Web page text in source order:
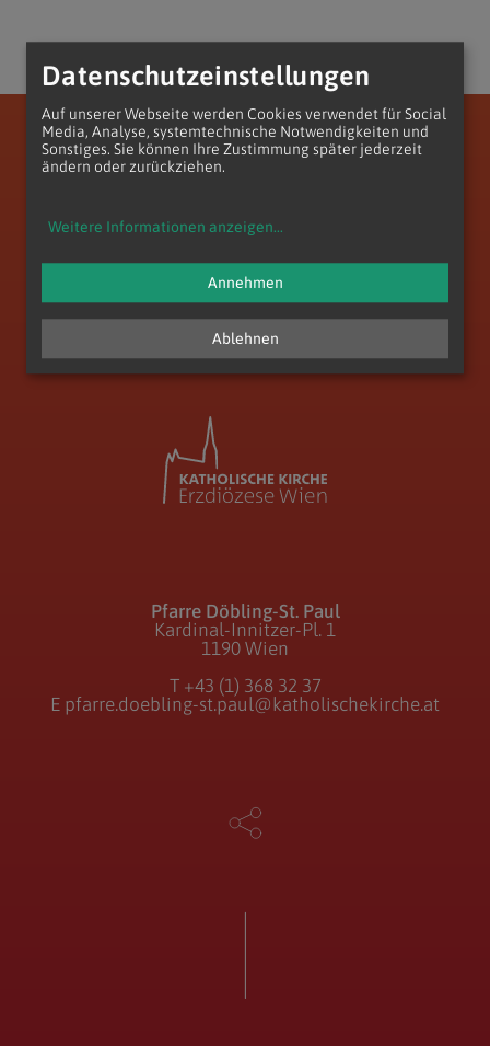
Erzdiözese Wien Vikariat Wien-Stadt
Stadtdekanat 17/18/19
Pfarre Döbling-St. Paul
zum Anfang der Seite
Pfarre Döbling-St. Paul
Kardinal-Innitzer-Pl. 1
1190 Wien
T +43 (1) 368 32 37
E pfarre.doebling-st.paul@katholischekirche.at
Datenschutzeinstellungen
Auf unserer Webseite werden Cookies verwendet für Social
Media, Analyse, systemtechnische Notwendigkeiten und
Sonstiges. Sie können Ihre Zustimmung später jederzeit
ändern oder zurückziehen.
Weitere Informationen anzeigen...
Ablehnen
Annehmen